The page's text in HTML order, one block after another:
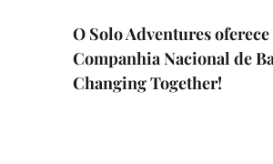
Solo Adventures Explica Parcerias
O Solo Adventures
Companhia Nacional de
Changing Together!